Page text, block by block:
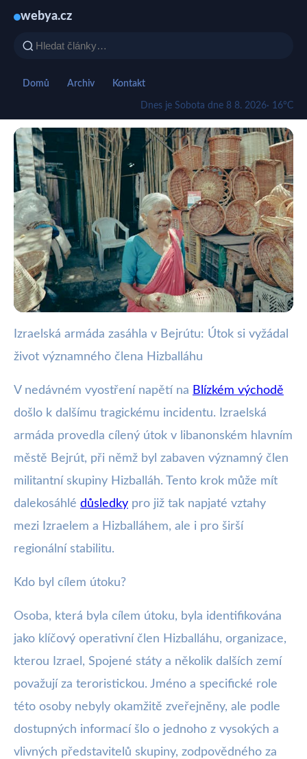
webya.cz
Domů Archiv Kontakt
Dnes je Sobota dne 8 8. 2026· 16°C
webya.cz
Izraelský útok v Bejrútu: Zabit
vysoký člen Hizballáhu
· 3 min čtení · Autor: Nela Švecová
Izraelská armáda zasáhla v Bejrútu: Útok si vyžádal
život významného člena Hizballáhu
V nedávném vyostření napětí na Blízkém východě
došlo k dalšímu tragickému incidentu. Izraelská
armáda provedla cílený útok v libanonském hlavním
městě Bejrút, při němž byl zabaven významný člen
militantní skupiny Hizballáh. Tento krok může mít
dalekosáhlé důsledky pro již tak napjaté vztahy
mezi Izraelem a Hizballáhem, ale i pro širší
regionální stabilitu.
Kdo byl cílem útoku?
Osoba, která byla cílem útoku, byla identifikována
jako klíčový operativní člen Hizballáhu, organizace,
kterou Izrael, Spojené státy a několik dalších zemí
považují za teroristickou. Jméno a specifické role
této osoby nebyly okamžitě zveřejněny, ale podle
dostupných informací šlo o jednoho z vysokých a
vlivných představitelů skupiny, zodpovědného za